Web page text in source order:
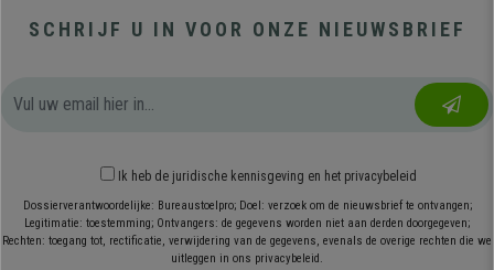
SCHRIJF U IN VOOR ONZE NIEUWSBRIEF
Ik heb de juridische kennisgeving en het privacybeleid
Dossierverantwoordelijke: Bureaustoelpro; Doel: verzoek om de nieuwsbrief te ontvangen;
Legitimatie: toestemming; Ontvangers: de gegevens worden niet aan derden doorgegeven;
Rechten: toegang tot, rectificatie, verwijdering van de gegevens, evenals de overige rechten die we
uitleggen in ons privacybeleid.